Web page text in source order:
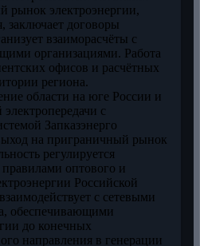
рынок электроэнергии,
заключает договоры
взаиморасчёты с
организациями. Работа
офисов и расчётных
региона.
области на юге России и
с
Запказэнерго
на приграничный рынок
регулируется
оптового и
Российской
с сетевыми
обеспечивающими
до конечных
направления в генерации